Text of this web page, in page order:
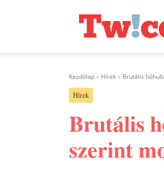
Kezdőlap Hírek Brutális
Hírek
Brutális
szerint